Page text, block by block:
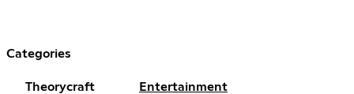
Categories
Theorycraft Entertainment